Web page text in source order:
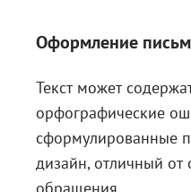
Оформление
Текст может
орфографические
сформулированные
дизайн, отличный от
обращения.